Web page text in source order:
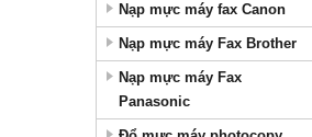
Nạp mực máy fax Canon
Nạp mực máy Fax Brother
Nạp mực máy Fax
Panasonic